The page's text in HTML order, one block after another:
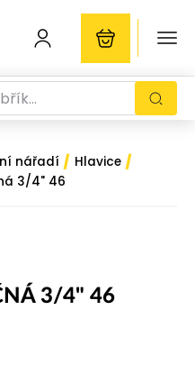
nářadí / Hlavice /
3/4" 46
3/4" 46